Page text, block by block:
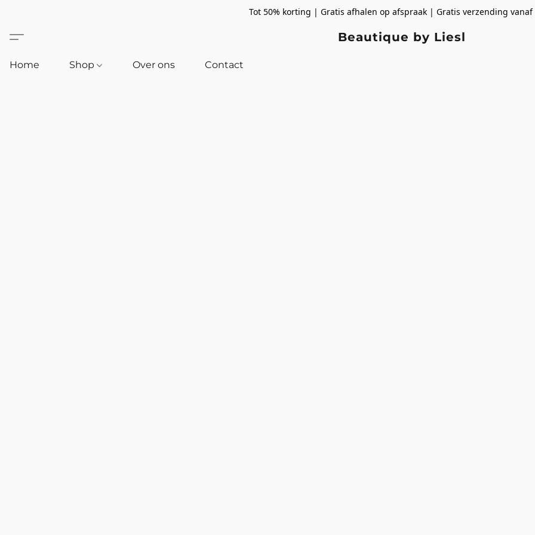
Tot 50% korting | Gratis afhalen op afspraak | Gratis verzending vanaf
Beautique by Liesl
Home Shop Over ons Contact